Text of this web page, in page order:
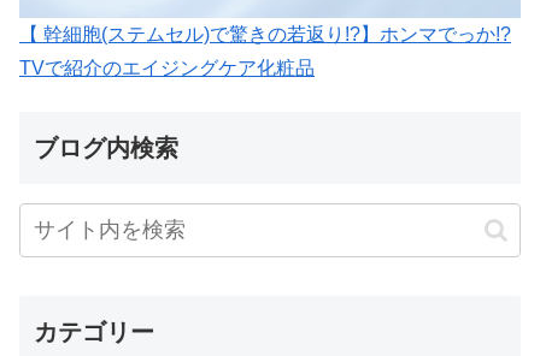
【 幹細胞(ステムセル)で驚きの若返り!?】ホンマでっか!?
TVで紹介のエイジングケア化粧品
ブログ内検索
カテゴリー